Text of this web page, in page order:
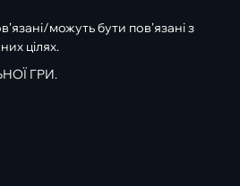
можуть бути пов’язані з
цілях.
ГРИ.